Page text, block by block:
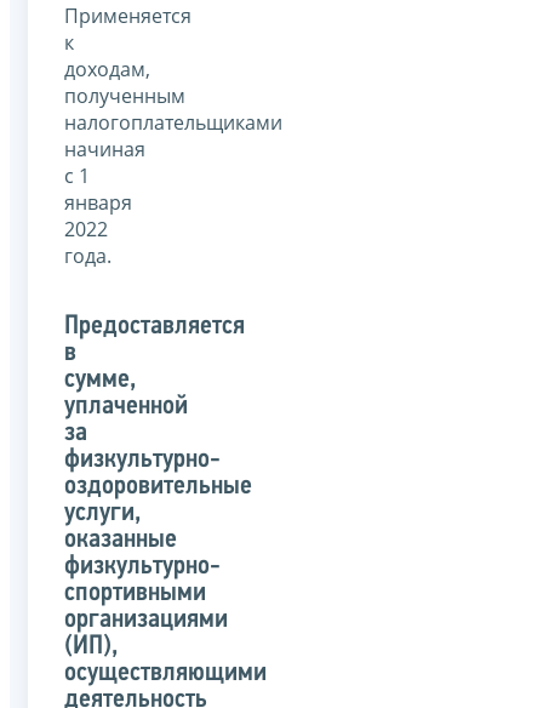
Применяется
к
доходам,
полученным
налогоплательщиками
начиная
с 1
января
2022
года.
Предоставляется
в
сумме,
уплаченной
за
физкультурно-
оздоровительные
услуги,
оказанные
физкультурно-
спортивными
организациями
(ИП),
осуществляющими
деятельность